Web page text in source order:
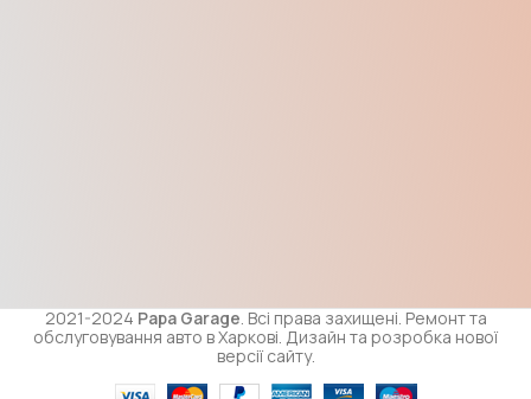
2021-2024 Papa Garage. Всі права захищені. Ремонт та
обслуговування авто в Харкові. Дизайн та розробка нової
версії сайту.